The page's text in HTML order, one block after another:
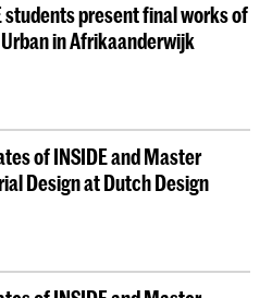
students present final works of
in Afrikaanderwijk
of INSIDE and Master
Design at Dutch Design